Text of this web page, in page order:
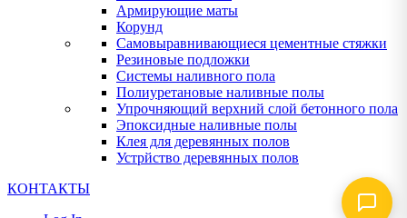
Армирующие маты
Корунд
Самовыравнивающиеся цементные стяжки
Резиновые подложки
Системы наливного пола
Полиуретановые наливные полы
Упрочняющий верхний слой бетонного пола
Эпоксидные наливные полы
Клея для деревянных полов
Устрйство деревянных полов
КОНТАКТЫ